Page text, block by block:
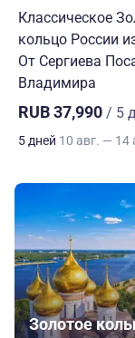
Классическое
кольцо России
От Сергиева
Владимира
RUB 37,990 / 5
5 дней 10 авг. — 14
Золотое